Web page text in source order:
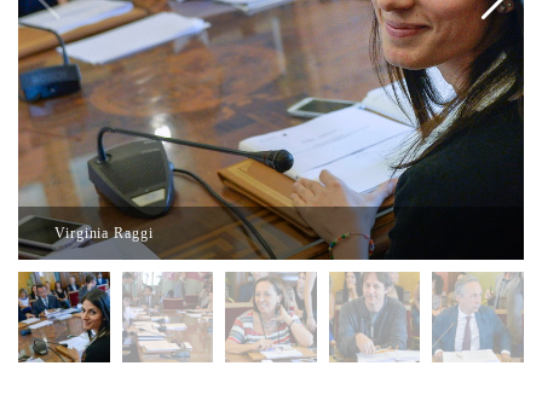
Virginia Raggi